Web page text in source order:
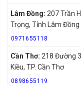
Lâm Đồng: 207 Trần
Trọng, Tỉnh Lâm Đồng
0971655118
Cần Thơ: 218 Đường
Kiều, TP. Cần Thơ
0898655119